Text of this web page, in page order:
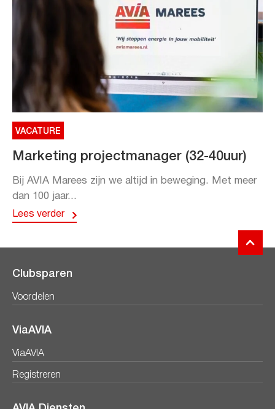
VACATURE
Marketing projectmanager (32-40uur)
Bij AVIA Marees zijn we altijd in beweging. Met meer
dan 100 jaar...
Lees verder
Clubsparen
Voordelen
ViaAVIA
ViaAVIA
Registreren